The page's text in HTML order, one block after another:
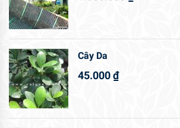
Cây Da
45.000₫